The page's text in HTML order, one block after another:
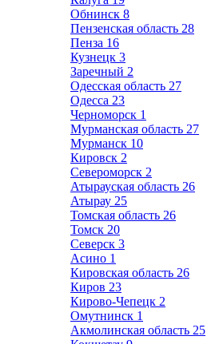
Обнинск 8
Пензенская область 28
Пенза 16
Кузнецк 3
Заречный 2
Одесская область 27
Одесса 23
Черноморск 1
Мурманская область 27
Мурманск 10
Кировск 2
Североморск 2
Атырауская область 26
Атырау 25
Томская область 26
Томск 20
Северск 3
Асино 1
Кировская область 26
Киров 23
Кирово-Чепецк 2
Омутнинск 1
Акмолинская область 25